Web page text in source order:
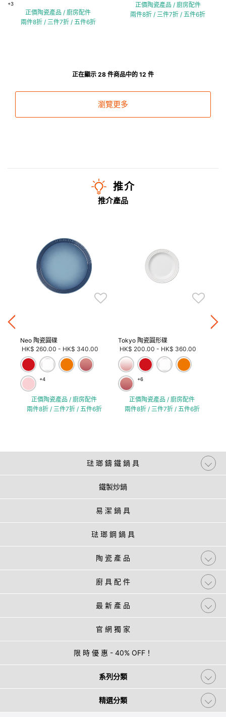
+3
正價陶瓷產品 / 廚房配件
兩件8折 / 三件7折 / 五件6折
正價陶瓷產品 / 廚房配件
兩件8折 / 三件7折 / 五件6折
正在顯示 28 件商品中的 12 件
瀏覽更多
推介
推介產品
Neo 陶瓷圓碟
HK$ 260.00 - HK$ 340.00
+4
正價陶瓷產品 / 廚房配件
兩件8折 / 三件7折 / 五件6折
Tokyo 陶瓷圓形碟
HK$ 200.00 - HK$ 360.00
+6
正價陶瓷產品 / 廚房配件
兩件8折 / 三件7折 / 五件6折
琺 瑯 鑄 鐵 鍋 具
鐵製炒鍋
易 潔 鍋 具
琺 瑯 鋼 鍋 具
陶 瓷 產 品
廚 具 配 件
最 新 產 品
官 網 獨 家
限 時 優 惠 - 40% OFF！
系列分類
精選分類